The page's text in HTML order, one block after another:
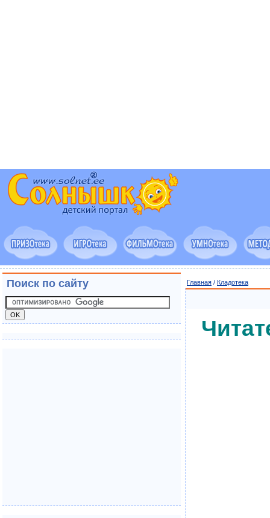
Главная / Кладотека
Поиск по сайту